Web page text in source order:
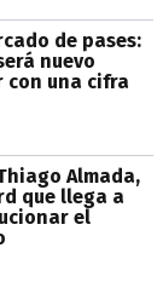
de pases:
nuevo
con una cifra
Almada,
que llega a
el